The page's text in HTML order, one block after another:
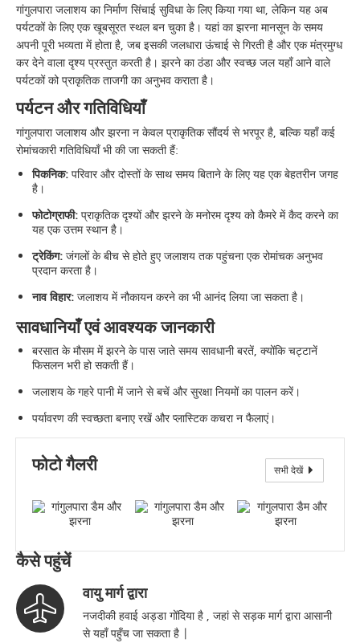
गांगुलपारा जलाशय का निर्माण सिंचाई सुविधा के लिए किया गया था, लेकिन यह अब
पर्यटकों के लिए एक खूबसूरत स्थल बन चुका है। यहां का झरना मानसून के समय
अपनी पूरी भव्यता में होता है, जब इसकी जलधारा ऊंचाई से गिरती है और एक मंत्रमुग्ध
कर देने वाला दृश्य प्रस्तुत करती है। झरने का ठंडा और स्वच्छ जल यहाँ आने वाले
पर्यटकों को प्राकृतिक ताजगी का अनुभव कराता है।
पर्यटन और गतिविधियाँ
गांगुलपारा जलाशय और झरना न केवल प्राकृतिक सौंदर्य से भरपूर है, बल्कि यहाँ कई
रोमांचकारी गतिविधियाँ भी की जा सकती हैं:
पिकनिक:परिवार और दोस्तों के साथ समय बिताने के लिए यह एक बेहतरीन जगह
है।
फोटोग्राफी:प्राकृतिक दृश्यों और झरने के मनोरम दृश्य को कैमरे में कैद करने का
यह एक उत्तम स्थान है।
ट्रेकिंग:जंगलों के बीच से होते हुए जलाशय तक पहुंचना एक रोमांचक अनुभव
प्रदान करता है।
नाव विहार:जलाशय में नौकायन करने का भी आनंद लिया जा सकता है।
सावधानियाँ एवं आवश्यक जानकारी
बरसात के मौसम में झरने के पास जाते समय सावधानी बरतें, क्योंकि चट्टानें
फिसलन भरी हो सकती हैं।
जलाशय के गहरे पानी में जाने से बचें और सुरक्षा नियमों का पालन करें।
पर्यावरण की स्वच्छता बनाए रखें और प्लास्टिक कचरा न फैलाएं।
फोटो गैलरी सभी देखें
कैसे पहुंचें
वायु मार्ग द्वारा
नजदीकी हवाई अड्डा गोंदिया है , जहां से सड़क मार्ग द्वारा आसानी
से यहाँ पहुँच जा सकता है |